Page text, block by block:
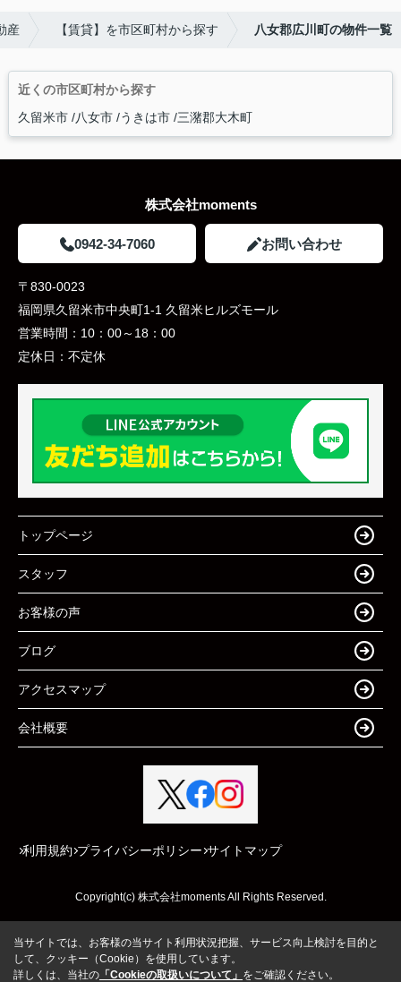
産 【賃貸】を市区町村から探す 八女郡広川町の物件一覧
近くの市区町村から探す
久留米市 八女市 うきは市 三潴郡大木町
株式会社moments
0942-34-7060 お問い合わせ
〒830-0023
福岡県久留米市中央町1-1 久留米ヒルズモール
営業時間： 10：00～18：00
定休日： 不定休
トップページ
スタッフ
お客様の声
ブログ
アクセスマップ
会社概要
利用規約 プライバシーポリシー サイトマップ
Copyright(c) 株式会社moments All Rights Reserved.
当サイトでは、お客様の当サイト利用状況把握、サービス向上検討を目的と
して、クッキー（Cookie）を使用しています。
詳しくは、当社の 「Cookieの取扱いについて」 をご確認ください。